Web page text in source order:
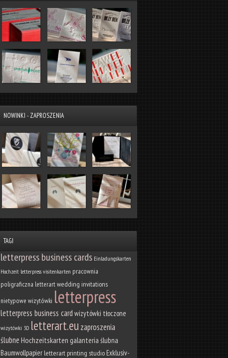
NOWINKI - ZAPROSZENIA
TAGI
letterpress business cards Einladungskarten
Hochzeit letterpress visitenkarten pracownia
poligraficzna letterartwedding invitations
nietypowe wizytówki letterpress
letterpress business card wizytówki tłoczone
wizytówki 3D letterart.eu zaproszenia
ślubne Hochzeitskarten galanteria ślubna
Baumwollpapier letterart printing studioExklusiv-